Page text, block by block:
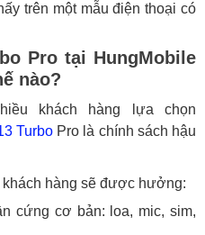
trên một mẫu điện thoại có
Pro tại HungMobile
nào?
khách hàng lựa chọn
Turbo Pro là chính sách hậu
khách hàng sẽ được hưởng:
cứng cơ bản: loa, mic, sim,